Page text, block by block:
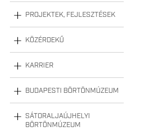
PROJEKTEK, FEJLESZTÉSEK
KÖZÉRDEKŰ
KARRIER
BUDAPESTI BÖRTÖNMÚZEUM
SÁTORALJAÚJHELYI
BÖRTÖNMÚZEUM